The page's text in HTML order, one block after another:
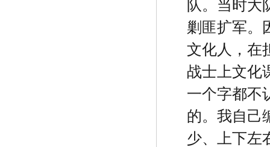
队。当时大
剿匪扩军。
文化人，在
战士上文化
一个字都不
的。我自己
少、上下左